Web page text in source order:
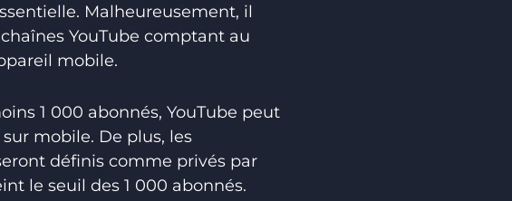
Malheureusement, il
YouTube comptant au
mobile.
1 000 abonnés, YouTube peut
mobile. De plus, les
définis comme privés par
le seuil des 1 000 abonnés.